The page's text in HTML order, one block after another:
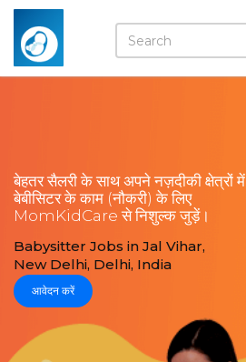
बेहतर सैलरी के साथ अपने नज़दीकी क्षेत्रों में
बेबीसिटर के काम (नौकरी) के लिए
MomKidCare से निशुल्क जुड़ें।
Babysitter Jobs in Jal Vihar,
New Delhi, Delhi, India
आवेदन करें